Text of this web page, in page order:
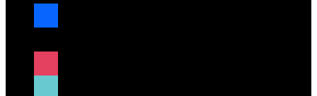
facebook
x
instagram
tiktok